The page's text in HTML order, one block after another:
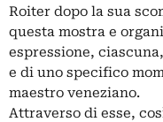
Roiter dopo la sua
questa mostra e
espressione,
e di uno specifico
maestro veneziano.
Attraverso di esse,